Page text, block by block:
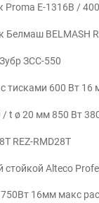
E-1316B /
BELMASH
ЗСС-550
тисками 600 Вт 16
t ø 20 мм 850 Вт
REZ-RMD28T
Alteco
16мм макс